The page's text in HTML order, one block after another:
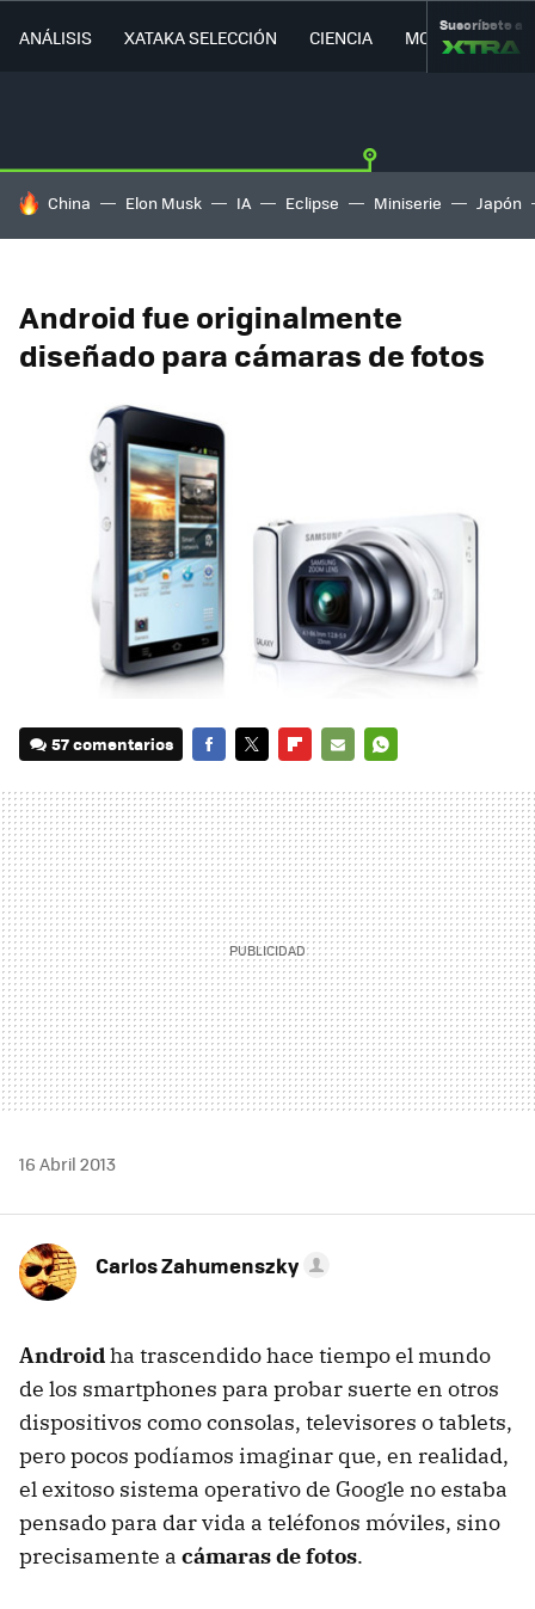
ANÁLISIS XATAKA SELECCIÓN CIENCIA MOVILIDAD
Suscríbete a
HOY SE HABLA DE
China Elon Musk IA Eclipse Miniserie Japón
Android fue originalmente
diseñado para cámaras de fotos
57 comentarios
MAIL
16 Abril 2013
Carlos Zahumenszky
Androidha trascendido hace tiempo el mundo
de los smartphones para probar suerte en otros
dispositivos como consolas, televisores o tablets,
pero pocos podíamos imaginar que, en realidad,
el exitoso sistema operativo de Google no estaba
pensado para dar vida a teléfonos móviles, sino
precisamente a cámaras de fotos.